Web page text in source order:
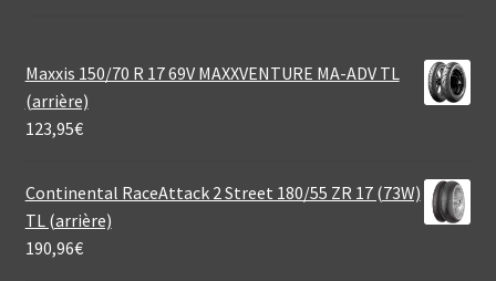
Maxxis 150/70 R 17 69V MAXXVENTURE MA-ADV TL
(arrière)
123,95€
Continental RaceAttack 2 Street 180/55 ZR 17 (73W)
TL (arrière)
190,96€